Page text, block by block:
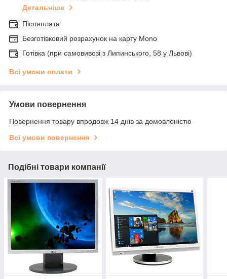
Детальніше
Післяплата
Безготівковий розрахунок на карту Mono
Готівка (при самовивозі з Липинського, 58 у Львові)
Всі умови оплати
Умови повернення
Повернення товару впродовж 14 днів за домовленістю
Всі умови повернення
Подібні товари компанії